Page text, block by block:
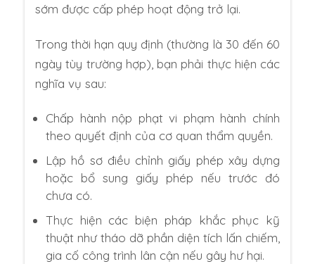
sớm được cấp phép hoạt động trở lại.
Trong thời hạn quy định (thường là 30 đến 60
ngày tùy trường hợp), bạn phải thực hiện các
nghĩa vụ sau:
Chấp hành nộp phạt vi phạm hành chính
theo quyết định của cơ quan thẩm quyền.
Lập hồ sơ điều chỉnh giấy phép xây dựng
hoặc bổ sung giấy phép nếu trước đó
chưa có.
Thực hiện các biện pháp khắc phục kỹ
thuật như tháo dỡ phần diện tích lấn chiếm,
gia cố công trình lân cận nếu gây hư hại.